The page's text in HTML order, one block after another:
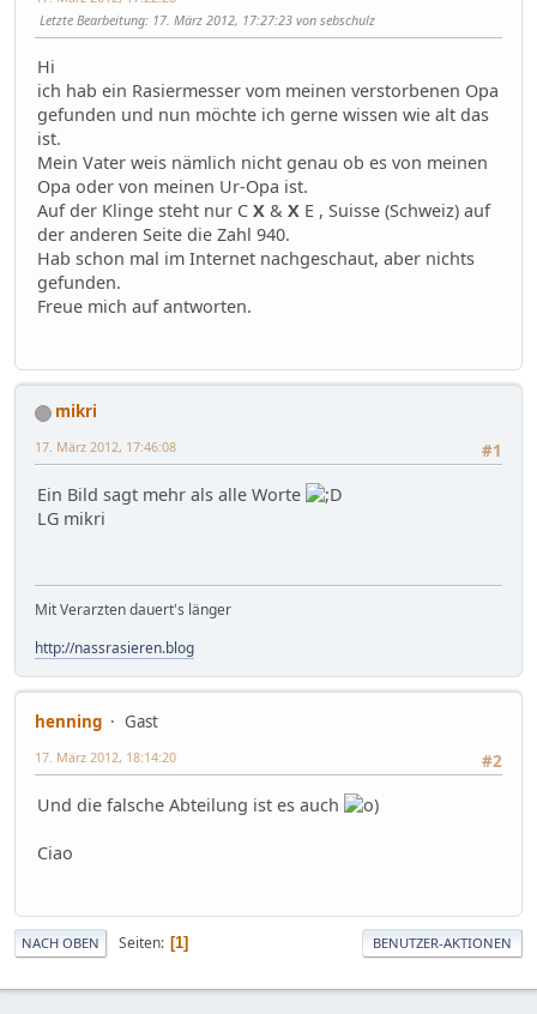
Letzte Bearbeitung: 17. März 2012, 17:27:23 von sebschulz
Hi
ich hab ein Rasiermesser vom meinen verstorbenen Opa
gefunden und nun möchte ich gerne wissen wie alt das
ist.
Mein Vater weis nämlich nicht genau ob es von meinen
Opa oder von meinen Ur-Opa ist.
Auf der Klinge steht nur C X & X E , Suisse (Schweiz) auf
der anderen Seite die Zahl 940.
Hab schon mal im Internet nachgeschaut, aber nichts
gefunden.
Freue mich auf antworten.
mikri
#1
17. März 2012, 17:46:08
Ein Bild sagt mehr als alle Worte
LG mikri
Mit Verarzten dauert's länger
http://nassrasieren.blog
henning
Gast
#2
17. März 2012, 18:14:20
Und die falsche Abteilung ist es auch
Ciao
NACH OBEN Seiten 1 BENUTZER-AKTIONEN